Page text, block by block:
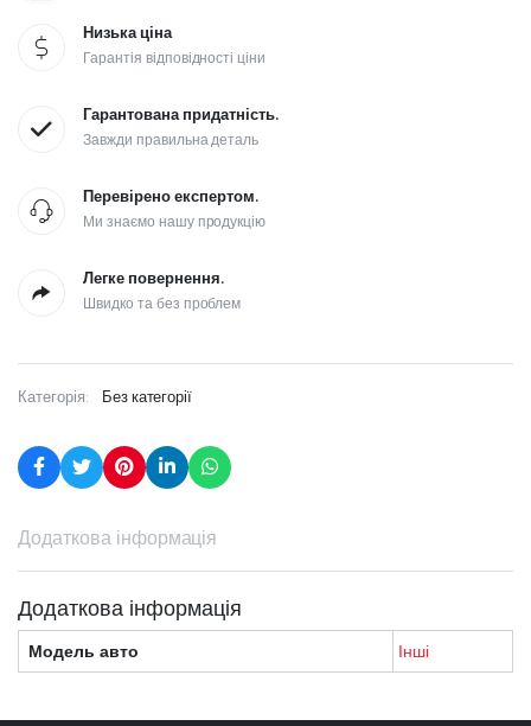
Низька ціна
Гарантія відповідності ціни
Гарантована придатність.
Завжди правильна деталь
Перевірено експертом.
Ми знаємо нашу продукцію
Легке повернення.
Швидко та без проблем
Категорія: Без категорії
Додаткова інформація
Додаткова інформація
Модель авто Інші